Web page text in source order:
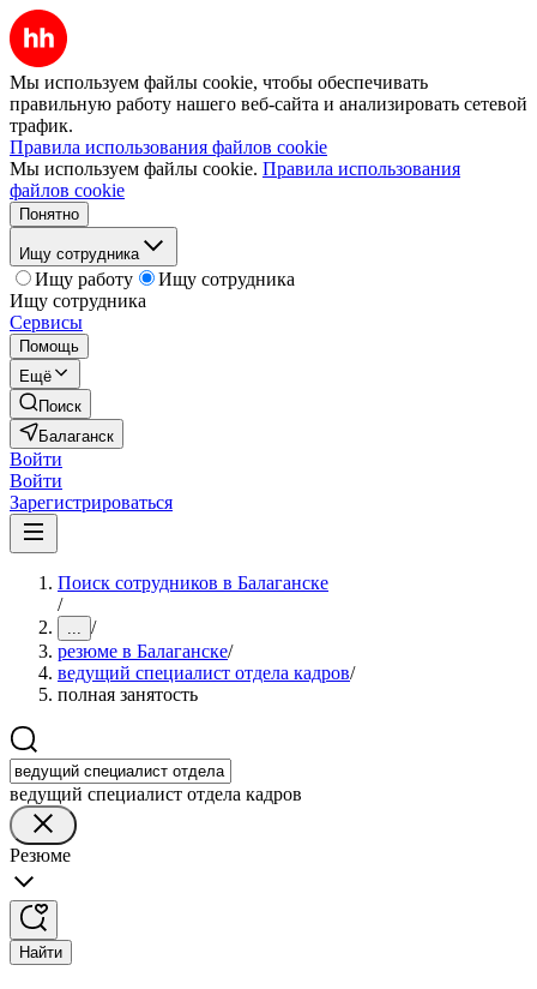
Мы используем файлы cookie, чтобы обеспечивать
правильную работу нашего веб-сайта и анализировать сетевой
трафик.
Правила использования файлов cookie
Мы используем файлы cookie. Правила использования
файлов cookie
Понятно
Ищу сотрудника
Ищу работу
Ищу сотрудника
Ищу сотрудника
Сервисы
Помощь
Ещё
Поиск
Балаганск
Войти
Войти
Зарегистрироваться
Поиск сотрудников в Балаганске
/
... /
резюме в Балаганске/
ведущий специалист отдела кадров/
полная занятость
ведущий специалист отдела кадров
Резюме
Найти